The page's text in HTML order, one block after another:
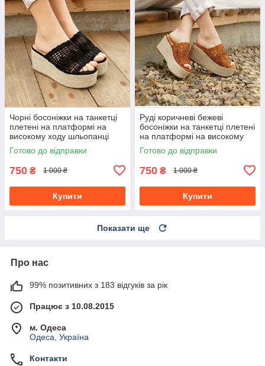
Чорні босоніжки на танкетці
плетені на платформі на
високому ходу шльопанці
Готово до відправки
750 ₴ 1 000 ₴
Купити
Руді коричневі бежеві
босоніжки на танкетці плетені
на платформі на високому
ходу шльопанці
Готово до відправки
750 ₴ 1 000 ₴
Купити
Показати ще
Про нас
99% позитивних з 183 відгуків за рік
Працює з 10.08.2015
м. Одеса
Одеса, Україна
Контакти